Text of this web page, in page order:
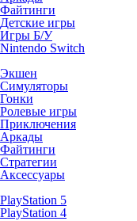
Файтинги
Детские игры
Игры Б/У
Nintendo Switch
Экшен
Симуляторы
Гонки
Ролевые игры
Приключения
Аркады
Файтинги
Стратегии
Аксессуары
PlayStation 5
PlayStation 4